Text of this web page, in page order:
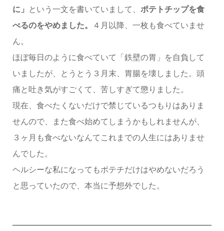
に」
という一文を書いていまして、 ポテトチップを食
べるのをやめました。
４月以降、一枚も食べていませ
ん。
ほぼ毎日のように食べていて「鉄壁の胃」を自負して
いましたが、とうとう３月末、胃腸を壊しました。頭
痛と吐き気がすごくて、苦しすぎて懲りました。
現在、食べたくないだけで禁じているつもりはありま
せんので、また食べ始めてしまうかもしれませんが、
３ヶ月も食べないなんてこれまでの人生にはありませ
んでした。
ヘルシーな私になってもポテチだけはやめないだろう
と思っていたので、本当に予想外でした。